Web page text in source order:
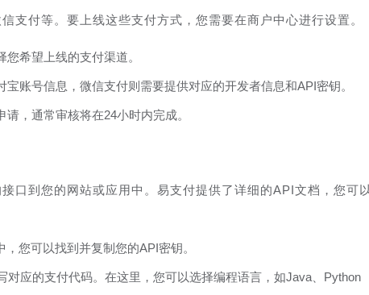
支付等。要上线这些支付方式，您需要在商户中心进行设置。
您希望上线的支付渠道。
宝账号信息，微信支付则需要提供对应的开发者信息和API密钥。
，通常审核将在24小时内完成。
口到您的网站或应用中。易支付提供了详细的API文档，您可
，您可以找到并复制您的API密钥。
对应的支付代码。在这里，您可以选择编程语言，如Java、Python